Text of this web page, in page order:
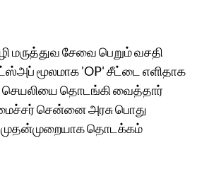
மருத்துவ சேவை பெறும் வசதி
மூலமாக 'OP' சீட்டை எளிதாக
செயலியை தொடங்கி வைத்தார்
சென்னை அரசு பொது
முதன்முறையாக தொடக்கம்